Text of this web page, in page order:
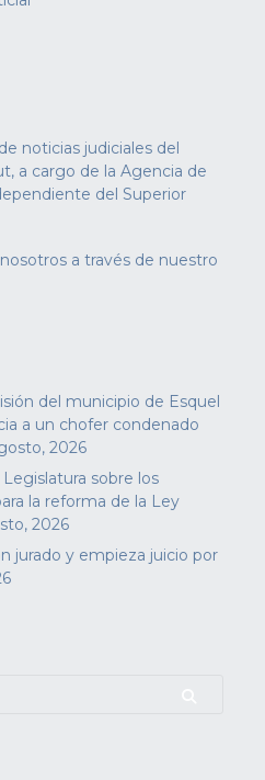
noticias judiciales del
a cargo de la Agencia de
del Superior
a través de nuestro
del municipio de Esquel
a un chofer condenado
2026
sobre los
la reforma de la Ley
2026
jurado y empieza juicio por